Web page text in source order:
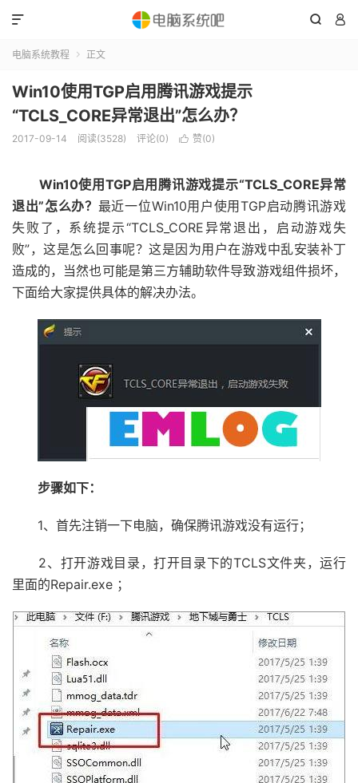
 

电脑系统教程  正文
Win10使用TGP启用腾讯游戏提示
“TCLS_CORE异常退出”怎么办？
2017-09-14 阅读(3528) 评论(0)  赞(0)
Win10使用TGP启用腾讯游戏提示“TCLS_CORE异常
退出”怎么办？ 最近一位Win10用户使用TGP启动腾讯游戏
失败了，系统提示“TCLS_CORE异常退出，启动游戏失
败”，这是怎么回事呢？这是因为用户在游戏中乱安装补丁
造成的，当然也可能是第三方辅助软件导致游戏组件损坏，
下面给大家提供具体的解决办法。
步骤如下：
1、首先注销一下电脑，确保腾讯游戏没有运行；
2、打开游戏目录，打开目录下的TCLS文件夹，运行
里面的Repair.exe ；